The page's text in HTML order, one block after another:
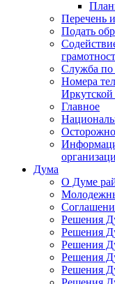
Перечень
Подать
Служба по
Номера
Иркутской
Главное
Дума
О Думе
Решения
Решения
Решения
Решения
Решения